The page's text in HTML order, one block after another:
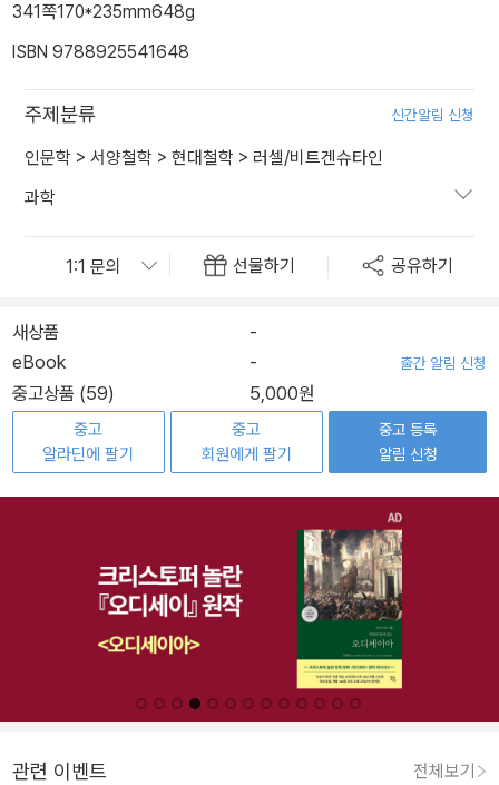
341쪽170*235mm648g
ISBN 9788925541648
주제분류 신간알림 신청
인문학 > 서양철학 > 현대철학 > 러셀/비트겐슈타인
과학
선물하기 공유하기
새상품
-
eBook
- 출간 알림 신청
중고상품 (59) 5,000원
중고
알라딘에 팔기
중고
회원에게 팔기
중고 등록
알림 신청
관련 이벤트 전체보기